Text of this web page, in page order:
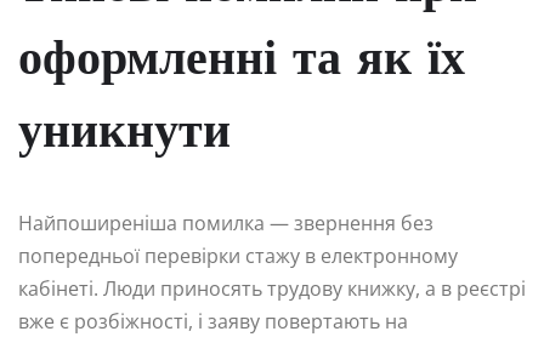
оформленні та як їх
уникнути
Найпоширеніша помилка — звернення без
попередньої перевірки стажу в електронному
кабінеті. Люди приносять трудову книжку, а в реєстрі
вже є розбіжності, і заяву повертають на